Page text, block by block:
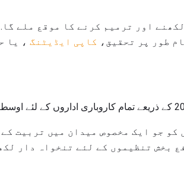
اور ترمیم کرنے کا موقع ملے
طور پر تحقیق، کاپی ایڈیٹنگ ، یا
کو جو ایک مخصوص میدان میں تربیت
بخش تنظیموں کے لئے تنخواہ دار